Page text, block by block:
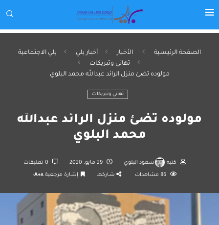
الصفحة الرئيسية الأخبار أخبار بلي
بلي الاجتماعية
تهاني وتبريكات
مولوده تضئ منزل الرائد عبدالله محمد البلوي
تهاني وتبريكات
مولوده تضئ منزل الرائد عبدالله
محمد البلوي
كتبه سعود البلوي 29 مايو، 2020
86 مشاهدات شاركها إشارة مرجعية A+A-